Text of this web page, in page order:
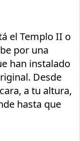
el Templo II o
por una
han instalado
Desde
a tu altura,
hasta que